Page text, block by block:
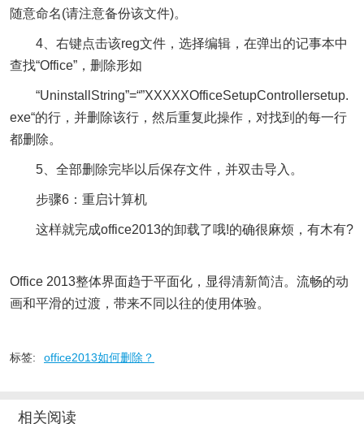
随意命名(请注意备份该文件)。
4、右键点击该reg文件，选择编辑，在弹出的记事本中
查找“Office”，删除形如
“UninstallString”=“”XXXXXOfficeSetupControllersetup.
exe“的行，并删除该行，然后重复此操作，对找到的每一行
都删除。
5、全部删除完毕以后保存文件，并双击导入。
步骤6：重启计算机
这样就完成office2013的卸载了哦!的确很麻烦，有木有?
Office 2013整体界面趋于平面化，显得清新简洁。流畅的动
画和平滑的过渡，带来不同以往的使用体验。
标签: office2013如何删除？
相关阅读